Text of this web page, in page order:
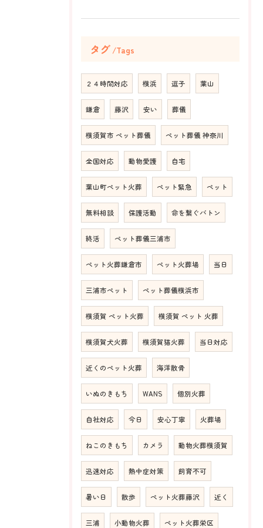
タグ Tags
２４時間対応 横浜 逗子 葉山
鎌倉 藤沢 安い 葬儀
横須賀市 ペット葬儀 ペット葬儀 神奈川
全国対応 動物愛護 自宅
葉山町ペット火葬 ペット緊急 ペット
無料相談 保護活動 命を繋ぐバトン
終活 ペット葬儀三浦市
ペット火葬鎌倉市 ペット火葬場 当日
三浦市ペット ペット葬儀横浜市
横須賀 ペット火葬 横須賀 ペット 火葬
横須賀犬火葬 横須賀猫火葬 当日対応
近くのペット火葬 海洋散骨
いぬのきもち WANS 個別火葬
自社対応 今日 安心丁寧 火葬場
ねこのきもち カメラ 動物火葬横須賀
迅速対応 熱中症対策 飼育不可
暑い日 散歩 ペット火葬藤沢 近く
三浦 小動物火葬 ペット火葬栄区